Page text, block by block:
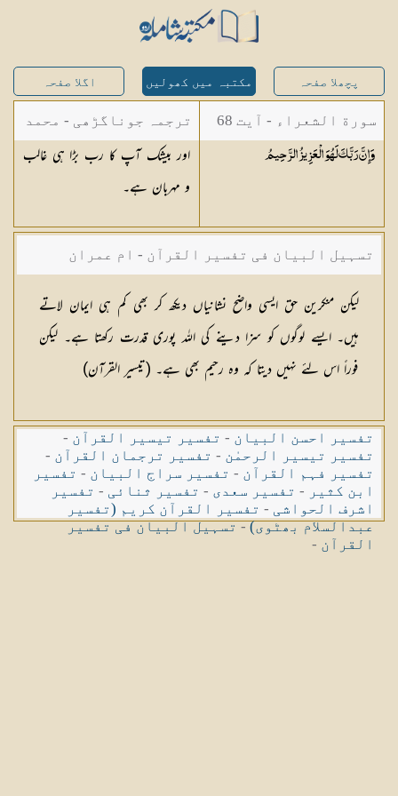
پچھلا صفحہ مکتبہ میں کھولیں اگلا صفحہ
سورة الشعراء - آیت 68
وَإِنَّ رَبَّكَ لَهُوَ الْعَزِيزُالرَّحِيمُ
ترجمہ جوناگڑھی - محمد
جونا گڑھی
اور بیشک آپ کا رب بڑا ہی غالب
و مہربان ہے۔
تسہیل البیان فی تفسیر القرآن - ام عمران
شکیلہ بنت میاں فضل حسین
لیکن منکرین حق ایسی واضح نشانیاں دیکھ کر بھی کم ہی ایمان لاتے
ہیں۔ ایسے لوگوں کو سزا دینے کی اللہ پوری قدرت رکھتا ہے۔ لیکن
فوراً اس لئے نہیں دیتا کہ وہ رحیم بھی ہے۔ (تیسیر القرآن)
تفسیر احسن البیان - تفسیر تیسیر القرآن -
تفسیر تیسیر الرحمٰن - تفسیر ترجمان القرآن -
تفسیر فہم القرآن - تفسیر سراج البیان - تفسیر
ابن کثیر - تفسیر سعدی - تفسیر ثنائی - تفسیر
اشرف الحواشی - تفسیر القرآن کریم (تفسیر
عبدالسلام بھٹوی)-تسہیل البیان فی تفسیر
القرآن -